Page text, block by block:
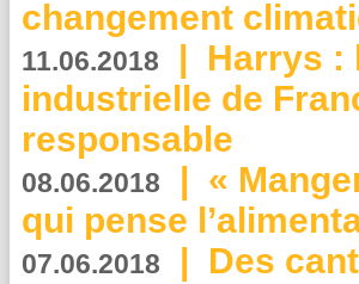
changement
11.06.2018 | Harrys :
industrielle de
responsable
08.06.2018 | «
qui pense
07.06.2018 | Des